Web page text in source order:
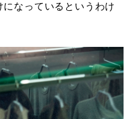
なっているというわけ